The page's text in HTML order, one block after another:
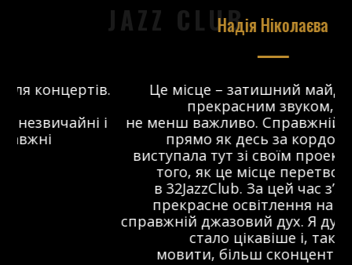
JAZZ CLUB
Надія Ніколаєва
Це місце – затишний майданчик з
прекрасним звуком, що
не менш важливо. Справжній джаз-клуб,
прямо як десь за кордоном. Я
виступала тут зі своїм проектом ще до
того, як це місце перетворилося
в 32JazzClub. За цей час з’явилося
прекрасне освітлення на сцені та
справжній джазовий дух. Я думаю, що тут
стало цікавіше і, так би
мовити, більш сконцентровано.